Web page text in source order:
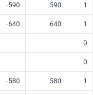
-590 590 1
-640 640 1
0
0
-580 580 1